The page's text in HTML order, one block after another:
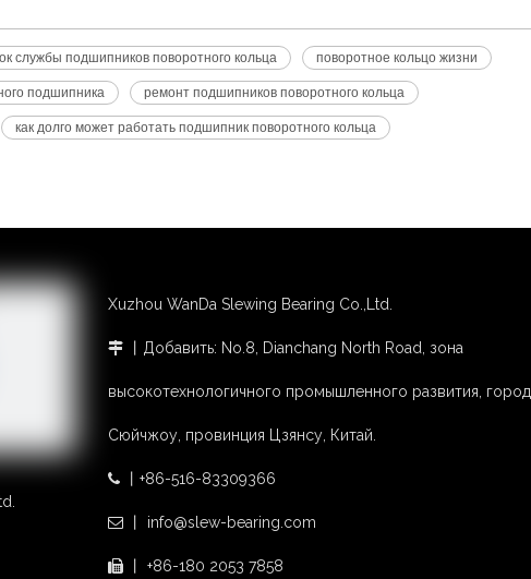
службы подшипников поворотного кольца поворотное кольцо жизни
подшипника ремонт подшипников поворотного кольца
как долго может работать подшипник поворотного кольца
Xuzhou WanDa Slewing Bearing Co.,Ltd.
 丨Добавить: No.8, Dianchang North Road, зона
высокотехнологичного промышленного развития, город
Сюйчжоу, провинция Цзянсу, Китай.
 丨+86-516-83309366
 丨 info@slew-bearing.com
 丨 +86-180 2053 7858